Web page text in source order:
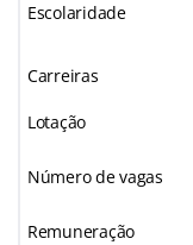
Escolaridade
Carreiras
Lotação
Número de vagas
Remuneração